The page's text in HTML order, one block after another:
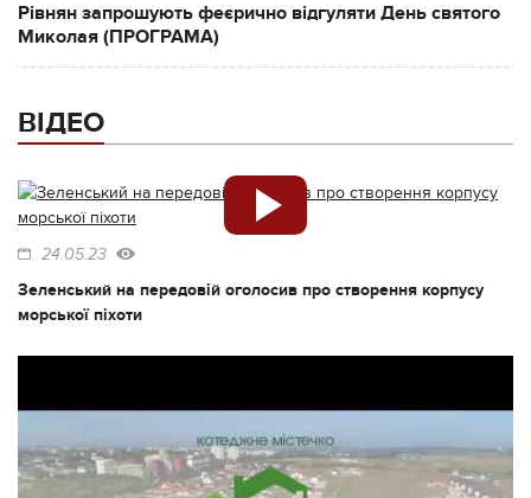
Рівнян запрошують феєрично відгуляти День святого
Миколая (ПРОГРАМА)
ВІДЕО
24.05.23
Зеленський на передовій оголосив про створення корпусу
морської піхоти